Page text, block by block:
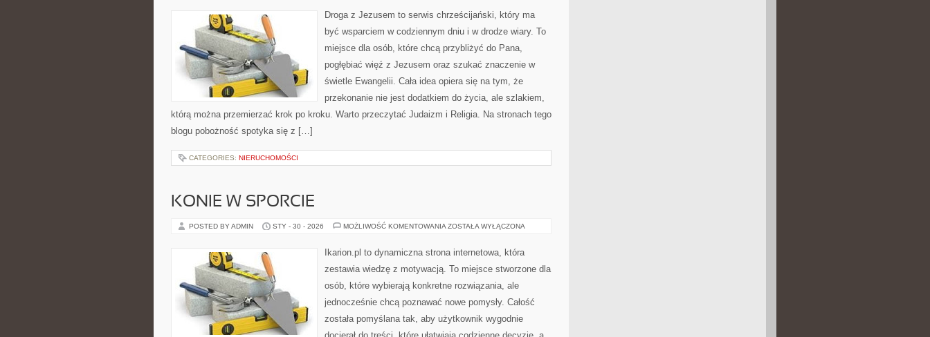
Droga z Jezusem to serwis chrześcijański, który ma
być wsparciem w codziennym dniu i w drodze wiary. To
miejsce dla osób, które chcą przybliżyć do Pana,
pogłębiać więź z Jezusem oraz szukać znaczenie w
świetle Ewangelii. Cała idea opiera się na tym, że
przekonanie nie jest dodatkiem do życia, ale szlakiem,
którą można przemierzać krok po kroku. Warto przeczytać Judaizm i Religia. Na stronach tego
blogu pobożność spotyka się z […]
CATEGORIES: NIERUCHOMOŚCI
KONIE W SPORCIE
POSTED BY ADMIN STY - 30 - 2026 MOŻLIWOŚĆ KOMENTOWANIA KONIE
ZOSTAŁA WYŁĄCZONA
Ikarion.pl to dynamiczna strona internetowa, która
zestawia wiedzę z motywacją. To miejsce stworzone dla
osób, które wybierają konkretne rozwiązania, ale
jednocześnie chcą poznawać nowe pomysły. Całość
została pomyślana tak, aby użytkownik wygodnie